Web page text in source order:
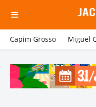
Capim Grosso Miguel